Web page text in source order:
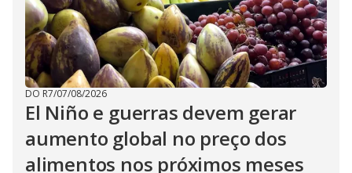
DO R7/07/08/2026
El Niño e guerras devem gerar
aumento global no preço dos
alimentos nos próximos meses